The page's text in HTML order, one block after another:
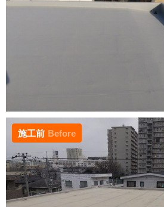
施工前 Before